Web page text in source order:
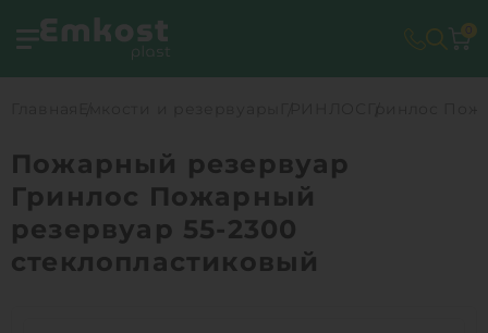
Пожарный резервуар
Гринлос Пожарный
резервуар 55-2300
стеклопластиковый